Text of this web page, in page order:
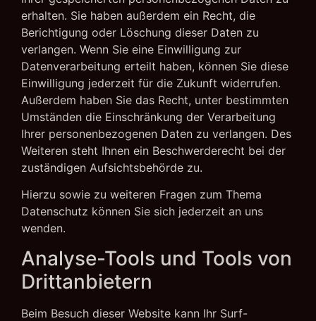
erhalten. Sie haben außerdem ein Recht, die
Berichtigung oder Löschung dieser Daten zu
verlangen. Wenn Sie eine Einwilligung zur
Datenverarbeitung erteilt haben, können Sie diese
Einwilligung jederzeit für die Zukunft widerrufen.
Außerdem haben Sie das Recht, unter bestimmten
Umständen die Einschränkung der Verarbeitung
Ihrer personenbezogenen Daten zu verlangen. Des
Weiteren steht Ihnen ein Beschwerderecht bei der
zuständigen Aufsichtsbehörde zu.
Hierzu sowie zu weiteren Fragen zum Thema
Datenschutz können Sie sich jederzeit an uns
wenden.
Analyse-Tools und Tools von
Dritt­anbietern
Beim Besuch dieser Website kann Ihr Surf-